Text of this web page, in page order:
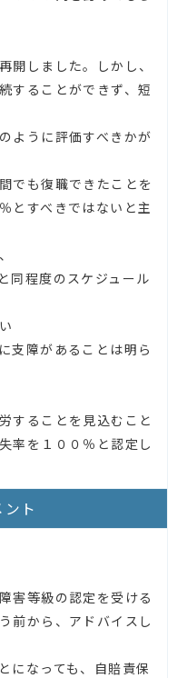
開しました。しかし、
することができず、短
ように評価すべきかが
でも復職できたことを
とすべきではないと主
同程度のスケジュール
支障があることは明ら
することを見込むこと
率を１００％と認定し
ト
害等級の認定を受ける
前から、アドバイスし
になっても、自賠責保